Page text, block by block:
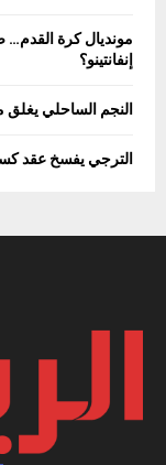
مونديال كرة القدم…
إنفانتينو؟
النجم الساحلي
الترجي يفسخ عقد